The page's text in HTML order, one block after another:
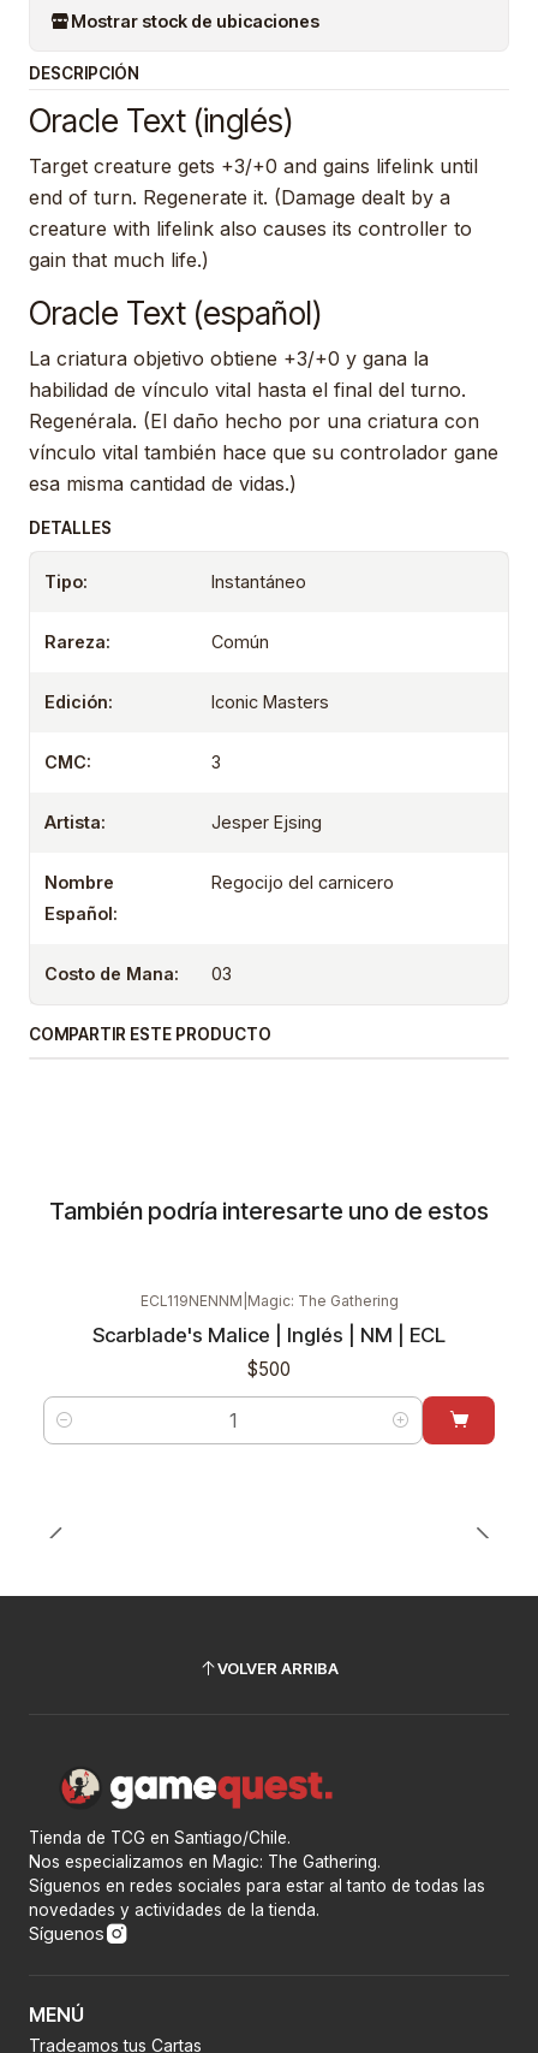
Mostrar stock de ubicaciones
DESCRIPCIÓN
Oracle Text (inglés)
Target creature gets +3/+0 and gains lifelink until
end of turn. Regenerate it. (Damage dealt by a
creature with lifelink also causes its controller to
gain that much life.)
Oracle Text (español)
La criatura objetivo obtiene +3/+0 y gana la
habilidad de vínculo vital hasta el final del turno.
Regenérala. (El daño hecho por una criatura con
vínculo vital también hace que su controlador gane
esa misma cantidad de vidas.)
DETALLES
Tipo: Instantáneo
Rareza: Común
Edición: Iconic Masters
CMC: 3
Artista: Jesper Ejsing
Nombre
Español:
Regocijo del carnicero
Costo de Mana: 03
COMPARTIR ESTE PRODUCTO
También podría interesarte uno de estos
ECL119NENNM Magic: The Gathering
Scarblade's Malice | Inglés | NM | ECL
$500
Cantidad
VOLVER ARRIBA
Tienda de TCG en Santiago/Chile.
Nos especializamos en Magic: The Gathering.
Síguenos en redes sociales para estar al tanto de todas las
novedades y actividades de la tienda.
Síguenos
MENÚ
Tradeamos tus Cartas